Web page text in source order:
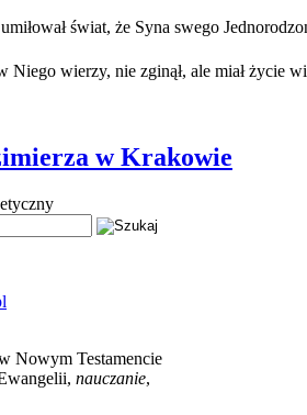
świat, że Syna swego
wierzy, nie zginął, ale miał życie
w Krakowie
Nowym Testamencie
nauczanie,